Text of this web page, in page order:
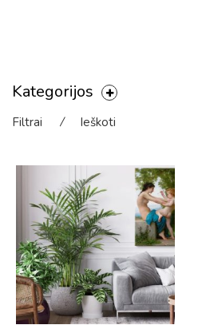
Kategorijos
Filtrai ⁄ Ieškoti